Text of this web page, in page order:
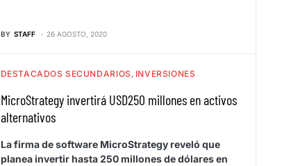
BY STAFF 26 AGOSTO, 2020
DESTACADOS SECUNDARIOS INVERSIONES
MicroStrategy invertirá USD250 millones en activos
alternativos
La firma de software MicroStrategy reveló que
planea invertir hasta 250 millones de dólares en